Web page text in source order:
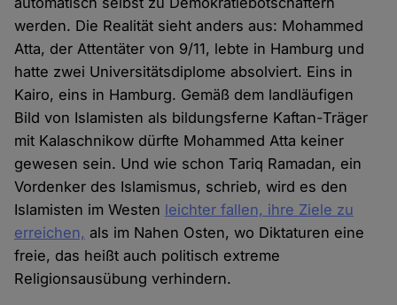
werden. Die Realität sieht anders aus: Mohammed
Atta, der Attentäter von 9/11, lebte in Hamburg und
hatte zwei Universitätsdiplome absolviert. Eins in
Kairo, eins in Hamburg. Gemäß dem landläufigen
Bild von Islamisten als bildungsferne Kaftan-Träger
mit Kalaschnikow dürfte Mohammed Atta keiner
gewesen sein. Und wie schon Tariq Ramadan, ein
Vordenker des Islamismus, schrieb, wird es den
Islamisten im Westen leichter fallen, ihre Ziele zu
erreichen, als im Nahen Osten, wo Diktaturen eine
freie, das heißt auch politisch extreme
Religionsausübung verhindern.